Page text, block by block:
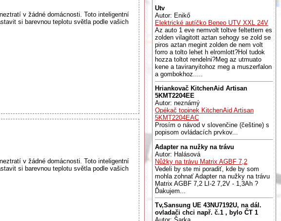
v žádné domácnosti. Toto inteligentní
si barevnou teplotu světla podle vašich
v žádné domácnosti. Toto inteligentní
si barevnou teplotu světla podle vašich
Utv
Autor: Enikő
Elektrické autíčko Beneo UTV XXL 24V
Az auto 1 eve nemvolt toltve feltettem es
zolden vilagitott aztan sehogy se zold se
piros aztan megint zolden de nem volt
forro a tolto lehet h elromlott?Hol tudok
hozza toltot rendelni?Meg az utmuato
kene a taviranyitohoz meg a muszerfalon
a gombokhoz.....
Hriankovač KitchenAid Artisan
5KMT2204EE
Autor: neznámý
Opékač topinek KitchenAid Artisan
5KMT2204EAC
Prosím o návod v slovenčine (češtine) s
popisom ovládacích prvkov...
Adapter na nužky na trávu
Autor: Halásová
Nůžky na trávu Matrix AGBF 7,2
Vedeli by ste mi poradiť, kde by som
mohla zohnať Adapter na nužky na trávu
Matrix AGBF 7,2 LI-2 7,2V - 1,3Ah ?
Ďakujem...
Tv,Sansung UE 43NU7192U, na dál.
ovladači chci např. č.1 , bylo ČT 1